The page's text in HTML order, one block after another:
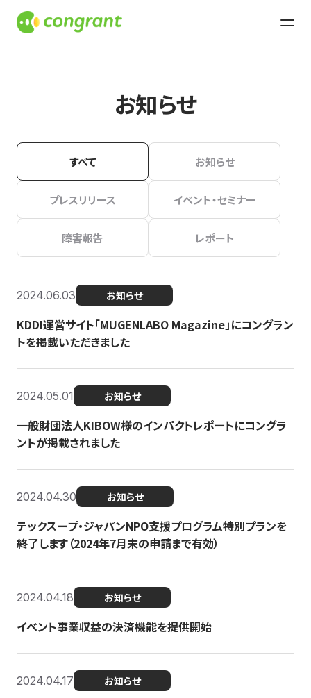
お知らせ
すべて お知らせ
プレスリリース イベント・セミナー
障害報告 レポート
2024.06.03 お知らせ
KDDI運営サイト「MUGENLABO Magazine」にコングラン
トを掲載いただきました
2024.05.01 お知らせ
一般財団法人KIBOW様のインパクトレポートにコングラ
ントが掲載されました
2024.04.30 お知らせ
テックスープ・ジャパンNPO支援プログラム特別プランを
終了します（2024年7月末の申請まで有効）
2024.04.18 お知らせ
イベント事業収益の決済機能を提供開始
2024.04.17 お知らせ